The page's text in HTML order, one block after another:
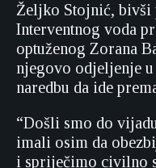
Željko Stojnić,
Interventnog voda
optuženog Zorana
njegovo odjeljenje
naredbu da ide
“Došli smo do
imali osim da
i spriječimo civilno